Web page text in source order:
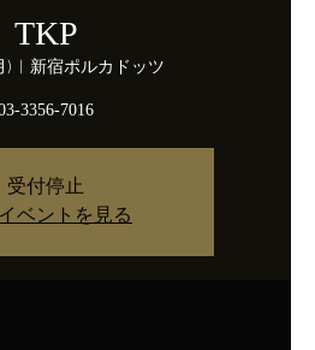
TKP
) 新宿ポルカドッツ
3356-7016
受付停止
ベントを見る